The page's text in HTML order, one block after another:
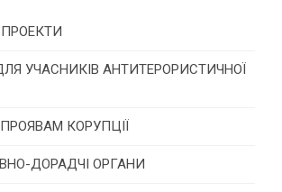
та програм місцевого
громадянського суспільства
МТД
УЧАСНИКІВ АНТИТЕРОРИСТИЧНОЇ
КОРУПЦІЇ
ДОРАДЧІ ОРГАНИ